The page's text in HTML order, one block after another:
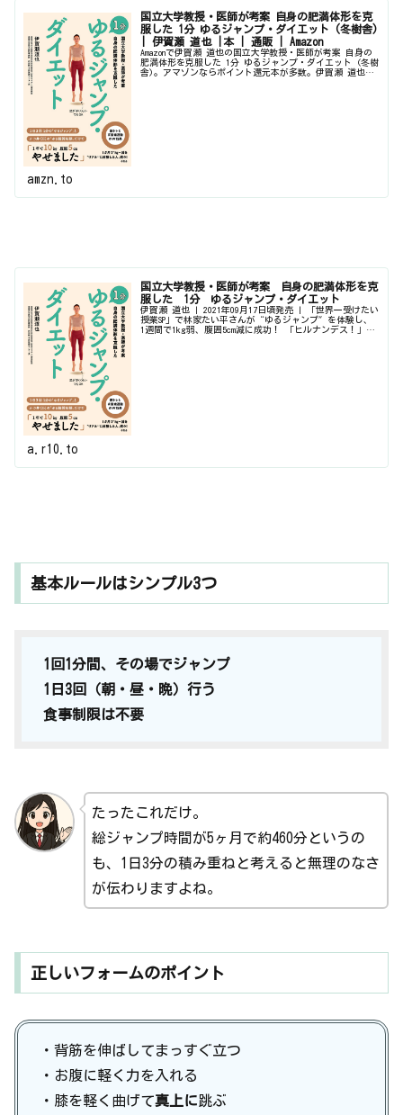
国立大学教授・医師が考案 自身の肥満体形を克
服した 1分 ゆるジャンプ・ダイエット (冬樹舎)
| 伊賀瀬 道也 |本 | 通販 | Amazon
Amazonで伊賀瀬 道也の国立大学教授・医師が考案 自身の
肥満体形を克服した 1分 ゆるジャンプ・ダイエット (冬樹
舎)。アマゾンならポイント還元本が多数。伊賀瀬 道也作
amzn.to
国立大学教授・医師が考案 自身の肥満体形を克
服した 1分 ゆるジャンプ・ダイエット
伊賀瀬 道也 | 2021年09月17日頃発売 | 「世界一受けたい
授業SP」で林家たい平さんが“ゆるジャンプ″を体験し、
1週間で1kg弱、腹囲5cm減に成功！ 「ヒルナンデス！」で
a.r10.to
基本ルールはシンプル3つ
1回1分間、その場でジャンプ
1日3回（朝・昼・晩）行う
食事制限は不要
たったこれだけ。
総ジャンプ時間が5ヶ月で約460分というの
も、1日3分の積み重ねと考えると無理のなさ
が伝わりますよね。
正しいフォームのポイント
・背筋を伸ばしてまっすぐ立つ
・お腹に軽く力を入れる
・膝を軽く曲げて真上に跳ぶ